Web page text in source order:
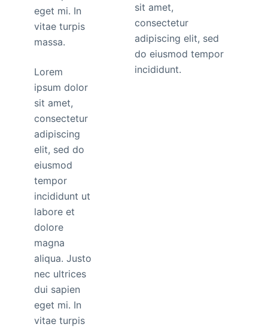
eget mi. In
vitae turpis
massa.
Lorem
ipsum dolor
sit amet,
consectetur
adipiscing
elit, sed do
eiusmod
tempor
incididunt ut
labore et
dolore
magna
aliqua. Justo
nec ultrices
dui sapien
eget mi. In
vitae turpis
sit amet,
consectetur
adipiscing elit, sed
do eiusmod tempor
incididunt.